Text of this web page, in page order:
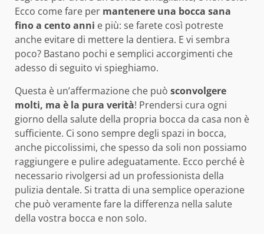
Ecco come fare per mantenere una bocca sana
fino a cento anni e più: se farete così potreste
anche evitare di mettere la dentiera. E vi sembra
poco? Bastano pochi e semplici accorgimenti che
adesso di seguito vi spieghiamo.
Questa è un’affermazione che può sconvolgere
molti, ma è la pura verità! Prendersi cura ogni
giorno della salute della propria bocca da casa non è
sufficiente. Ci sono sempre degli spazi in bocca,
anche piccolissimi, che spesso da soli non possiamo
raggiungere e pulire adeguatamente. Ecco perché è
necessario rivolgersi ad un professionista della
pulizia dentale. Si tratta di una semplice operazione
che può veramente fare la differenza nella salute
della vostra bocca e non solo.